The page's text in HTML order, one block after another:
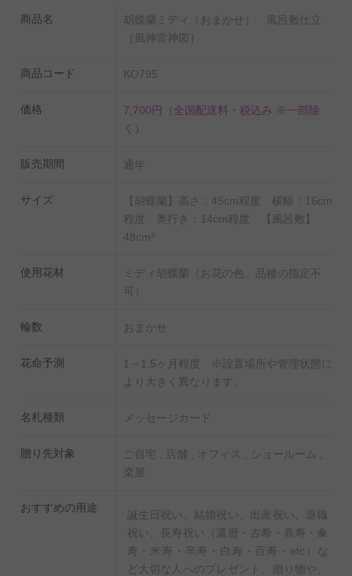
商品名
胡蝶蘭ミディ（おまかせ） 風呂敷仕立
［風神雷神図］
商品コード KO795
価格 7,700円
（全国配送料・税込み ※一部除
く）
販売期間 通年
サイズ
【胡蝶蘭】高さ：45cm程度 横幅：16cm
程度 奥行き：14cm程度 【風呂敷】
48cm²
使用花材
ミディ胡蝶蘭（お花の色、品種の指定不
可）
輪数 おまかせ
花命予測
1～1.5ヶ月程度 ※設置場所や管理状態に
より大きく異なります。
名札種類 メッセージカード
贈り先対象
ご自宅 , 店舗 , オフィス , ショールーム ,
楽屋
おすすめの用途
誕生日祝い、結婚祝い、出産祝い、退職
祝い、長寿祝い（還暦・古希・喜寿・傘
寿・米寿・卒寿・白寿・百寿・etc）な
ど大切な人へのプレゼント、贈り物や、